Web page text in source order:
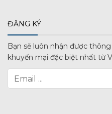
ĐĂNG KÝ
Bạn sẽ luôn nhận được
khuyến mại đặc biệt nhất từ